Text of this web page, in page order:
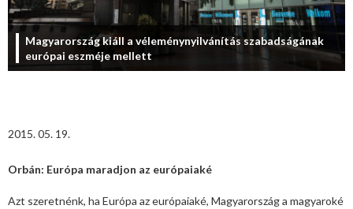
Magyarország kiáll a véleménynyilvánítás szabadságának
európai eszméje mellett
2015. 05. 19.
Orbán: Európa maradjon az európaiaké
Azt szeretnénk, ha Európa az európaiaké, Magyarország a magyaroké